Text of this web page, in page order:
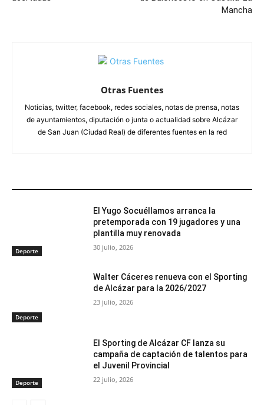
Mancha
Otras Fuentes
Noticias, twitter, facebook, redes sociales, notas de prensa, notas
de ayuntamientos, diputación o junta o actualidad sobre Alcázar
de San Juan (Ciudad Real) de diferentes fuentes en la red
Deporte
El Yugo Socuéllamos arranca la
pretemporada con 19 jugadores y una
plantilla muy renovada
30 julio, 2026
Deporte
Walter Cáceres renueva con el Sporting
de Alcázar para la 2026/2027
23 julio, 2026
Deporte
El Sporting de Alcázar CF lanza su
campaña de captación de talentos para
el Juvenil Provincial
22 julio, 2026